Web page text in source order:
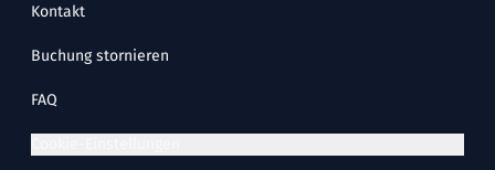
Kontakt
Buchung stornieren
FAQ